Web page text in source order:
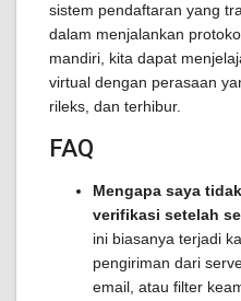
sistem pendaftaran yang
dalam menjalankan
mandiri, kita dapat
virtual dengan perasaan
rileks, dan terhibur.
FAQ
Mengapa saya
verifikasi setelah
ini biasanya terjadi
pengiriman dari
email, atau filter